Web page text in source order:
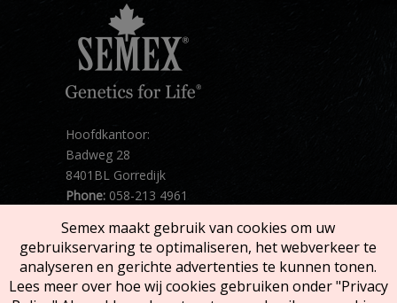
Hoofdkantoor:
Badweg 28
8401BL Gorredijk
Phone: 058-213 4961
routebeschrijving
Semex maakt gebruik van cookies om uw
gebruikservaring te optimaliseren, het webverkeer te
analyseren en gerichte advertenties te kunnen tonen.
Lees meer over hoe wij cookies gebruiken onder "Privacy